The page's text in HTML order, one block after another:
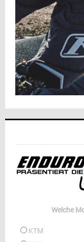
Welche
KTM